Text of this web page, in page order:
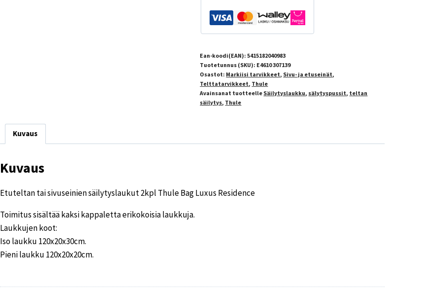
Ean-koodi(EAN):5415182040983
Tuotetunnus (SKU): E4610 307139
Osastot: Markiisi tarvikkeet, Sivu- ja etuseinät,
Telttatarvikkeet, Thule
Avainsanat tuotteelle Säilytyslaukku, sälytyspussit, teltan
säilytys, Thule
Kuvaus
Kuvaus
Etuteltan tai sivuseinien säilytyslaukut 2kpl Thule Bag Luxus Residence
Toimitus sisältää kaksi kappaletta erikokoisia laukkuja.
Laukkujen koot:
Iso laukku 120x20x30cm.
Pieni laukku 120x20x20cm.